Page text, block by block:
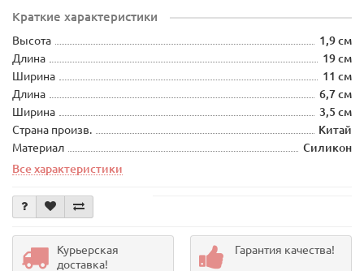
Краткие характеристики
Высота
1,9 см
Длина
19 см
Ширина
11 см
Длина
6,7 см
Ширина
3,5 см
Страна произв.
Китай
Материал
Силикон
Все характеристики
Курьерская
доставка!
Гарантия качества!